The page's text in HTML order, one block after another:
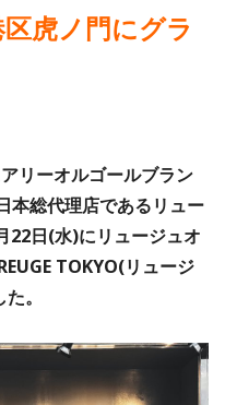
虎ノ門にグラ
リーオルゴールブラン
本総代理店であるリュー
22日(水)にリュージュオ
TOKYO(リュージ
。